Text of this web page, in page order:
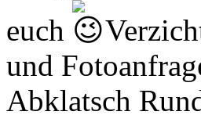
euch
und
Abklatsch